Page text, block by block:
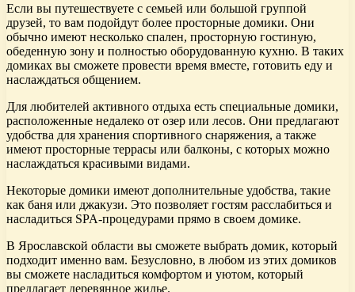
Если вы путешествуете с семьей или большой группой
друзей, то вам подойдут более просторные домики. Они
обычно имеют несколько спален, просторную гостиную,
обеденную зону и полностью оборудованную кухню. В таких
домиках вы сможете провести время вместе, готовить еду и
наслаждаться общением.
Для любителей активного отдыха есть специальные домики,
расположенные недалеко от озер или лесов. Они предлагают
удобства для хранения спортивного снаряжения, а также
имеют просторные террасы или балконы, с которых можно
наслаждаться красивыми видами.
Некоторые домики имеют дополнительные удобства, такие
как баня или джакузи. Это позволяет гостям расслабиться и
насладиться SPA-процедурами прямо в своем домике.
В Ярославской области вы сможете выбрать домик, который
подходит именно вам. Безусловно, в любом из этих домиков
вы сможете насладиться комфортом и уютом, который
предлагает деревянное жилье.